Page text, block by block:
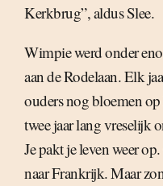
Kerkbrug”, aldus Slee.
Wimpie werd onder
aan de Rodelaan. Elk
ouders nog bloemen op
twee jaar lang vreselijk
Je pakt je leven weer
naar Frankrijk. Maar